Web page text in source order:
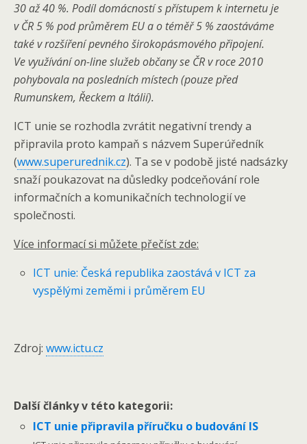
30 až 40 %. Podíl domácností s přístupem k internetu je
v ČR 5 % pod průměrem EU a o téměř 5 % zaostáváme
také v rozšíření pevného širokopásmového připojení.
Ve využívání on-line služeb občany se ČR v roce 2010
pohybovala na posledních místech (pouze před
Rumunskem, Řeckem a Itálií).
ICT unie se rozhodla zvrátit negativní trendy a
připravila proto kampaň s názvem Superúředník
(www.superurednik.cz). Ta se v podobě jisté nadsázky
snaží poukazovat na důsledky podceňování role
informačních a komunikačních technologií ve
společnosti.
Více informací si můžete přečíst zde:
ICT unie: Česká republika zaostává v ICT za
vyspělými zeměmi i průměrem EU
Zdroj: www.ictu.cz
Další články v této kategorii:
ICT unie připravila příručku o budování IS